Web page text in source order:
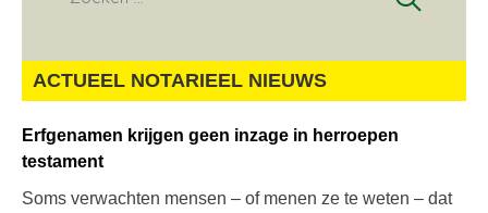
ACTUEEL NOTARIEEL NIEUWS
Erfgenamen krijgen geen inzage in herroepen
testament
Soms verwachten mensen – of menen ze te weten – dat